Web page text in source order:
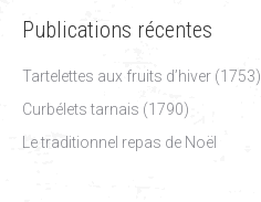
Publications récentes
Tartelettes aux fruits d’hiver (1753)
Curbélets tarnais (1790)
Le traditionnel repas de Noël